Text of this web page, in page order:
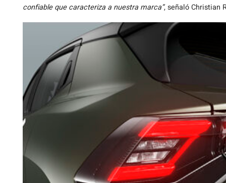
confiable que caracteriza a nuestra marca”, señaló Christian